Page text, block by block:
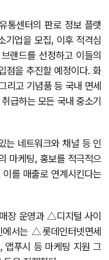
통센터의 판로 정보 플랫
기업을 모집, 이후 적격심
랜드를 선정하고 이들의
점을 추진할 예정이다. 화
리고 기념품 등 국내 면세
급하는 모든 국내 중소기
는 네트워크와 채널 등 인
마케팅, 홍보를 적극적으
를 매출로 연계시킨다는
장 운영과 △디지털 사이
에서는 △롯데인터넷면세
푸시 등 마케팅 지원 그